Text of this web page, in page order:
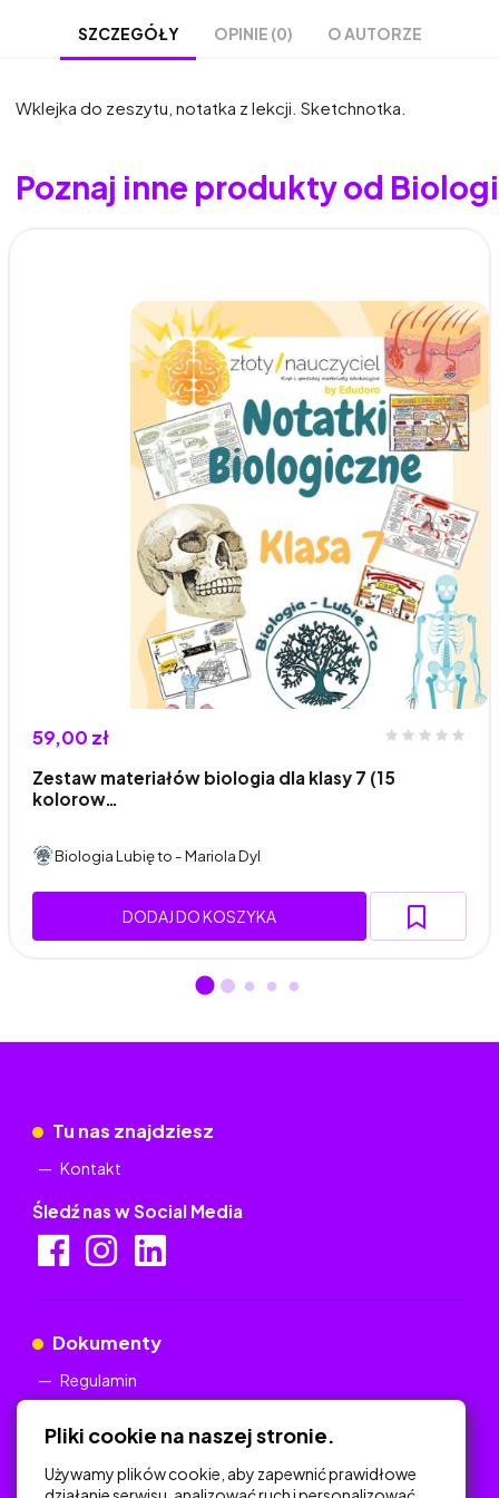
SZCZEGÓŁY OPINIE (0) O AUTORZE
Wklejka do zeszytu, notatka z lekcji. Sketchnotka.
Poznaj inne produkty od
59,00 zł
Zestaw materiałów biologia dla klasy 7 (15
kolorow…
Biologia Lubię to - Mariola Dyl
DODAJ DO KOSZYKA
Tu nas znajdziesz
Kontakt
Śledź nas w Social Media
Dokumenty
Regulamin
Pliki cookie na naszej stronie.
Używamy plików cookie, aby zapewnić prawidłowe